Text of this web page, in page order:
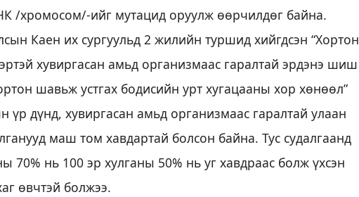
/хромосом/-ийг мутацид оруулж өөрчилдөг байна.
Каен их сургуульд 2 жилийн туршид хийгдсэн “Хортон
хувиргасан амьд организмаас гаралтай эрдэнэ шиш
шавьж устгах бодисийн урт хугацааны хор хөнөөл”
үр дүнд, хувиргасан амьд организмаас гаралтай улаан
маш том хавдартай болсон байна. Тус судалгаанд
70% нь 100 эр хулганы 50% нь уг хавдраас болж үхсэн
өвчтэй болжээ.